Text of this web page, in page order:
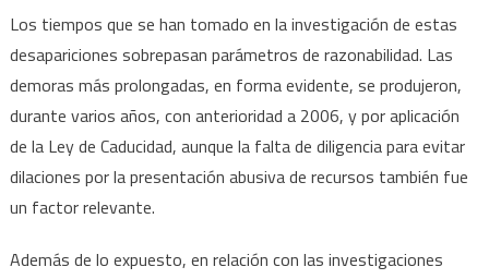
Los tiempos que se han tomado en la investigación de estas
desapariciones sobrepasan parámetros de razonabilidad. Las
demoras más prolongadas, en forma evidente, se produjeron,
durante varios años, con anterioridad a 2006, y por aplicación
de la Ley de Caducidad, aunque la falta de diligencia para evitar
dilaciones por la presentación abusiva de recursos también fue
un factor relevante.
Además de lo expuesto, en relación con las investigaciones